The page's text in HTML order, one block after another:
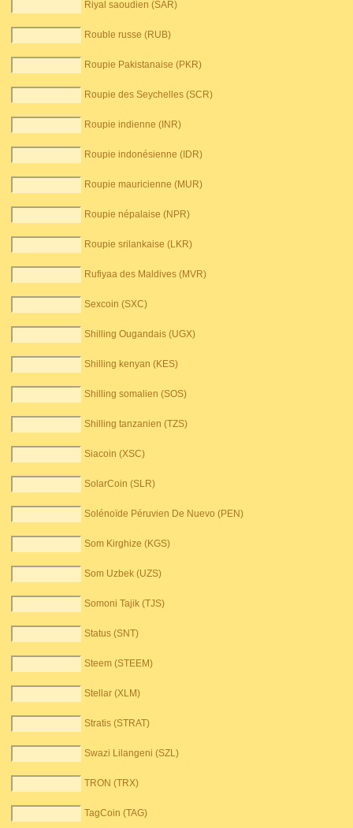
Riyal saoudien (SAR)
Rouble russe (RUB)
Roupie Pakistanaise (PKR)
Roupie des Seychelles (SCR)
Roupie indienne (INR)
Roupie indonésienne (IDR)
Roupie mauricienne (MUR)
Roupie népalaise (NPR)
Roupie srilankaise (LKR)
Rufiyaa des Maldives (MVR)
Sexcoin (SXC)
Shilling Ougandais (UGX)
Shilling kenyan (KES)
Shilling somalien (SOS)
Shilling tanzanien (TZS)
Siacoin (XSC)
SolarCoin (SLR)
Solénoïde Péruvien De Nuevo (PEN)
Som Kirghize (KGS)
Som Uzbek (UZS)
Somoni Tajik (TJS)
Status (SNT)
Steem (STEEM)
Stellar (XLM)
Stratis (STRAT)
Swazi Lilangeni (SZL)
TRON (TRX)
TagCoin (TAG)